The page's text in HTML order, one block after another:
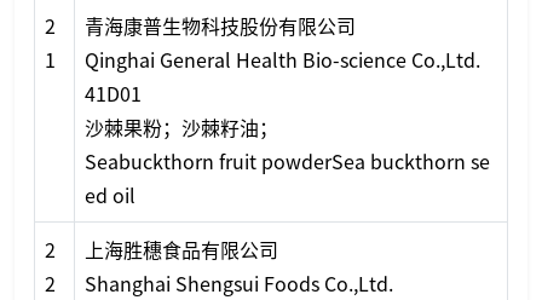
2
1
青海康普生物科技股份有限公司
Qinghai General Health Bio-science Co.,Ltd.
41D01
沙棘果粉；沙棘籽油；
Seabuckthorn fruit powderSea buckthorn se
ed oil
2
2
上海胜穗食品有限公司
Shanghai Shengsui Foods Co.,Ltd.